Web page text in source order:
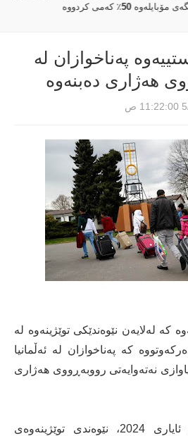
کردووە
پەناخوازان لە
هەژاری دەبنەوە
ص
کە لەلایەن نێوەندێکی توێژینەوە لە
کە پەناخوازان لە ئەڵمانیا
نەتەوایەتی رووبەڕووی هەژاری
رۆژی سێشەممە، 7ـی ئایاری 2024، نێوەندی توێژینەوەی